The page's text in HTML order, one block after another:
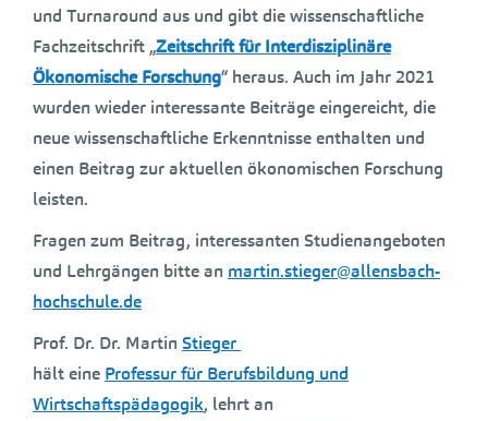
und Turnaround aus und gibt die wissenschaftliche
Fachzeitschrift „Zeitschrift für Interdisziplinäre
Ökonomische Forschung“ heraus. Auch im Jahr 2021
wurden wieder interessante Beiträge eingereicht, die
neue wissenschaftliche Erkenntnisse enthalten und
einen Beitrag zur aktuellen ökonomischen Forschung
leisten.
Fragen zum Beitrag, interessanten Studienangeboten
und Lehrgängen bitte an martin.stieger@allensbach-
hochschule.de
Prof. Dr. Dr. Martin Stieger
hält eine Professur für Berufsbildung und
Wirtschaftspädagogik, lehrt an